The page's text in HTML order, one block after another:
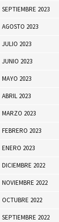
SEPTIEMBRE 2023
AGOSTO 2023
JULIO 2023
JUNIO 2023
MAYO 2023
ABRIL 2023
MARZO 2023
FEBRERO 2023
ENERO 2023
DICIEMBRE 2022
NOVIEMBRE 2022
OCTUBRE 2022
SEPTIEMBRE 2022